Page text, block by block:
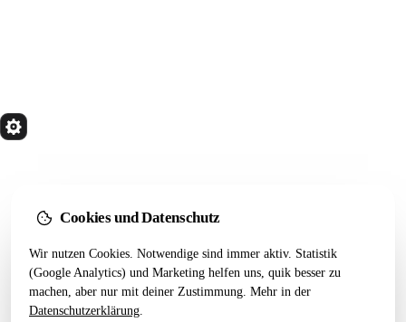
LEISTUNGEN
Alle Leistungen
Webseiten Aufbau
RESSOURCEN
Startseiten-Test
Cookies und Datenschutz
Wir nutzen Cookies. Notwendige sind immer aktiv. Statistik
(Google Analytics) und Marketing helfen uns, quik besser zu
machen, aber nur mit deiner Zustimmung. Mehr in der
Datenschutzerklärung